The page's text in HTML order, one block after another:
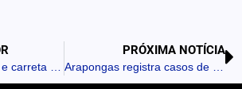
PRÓXIMA NOTÍCIA